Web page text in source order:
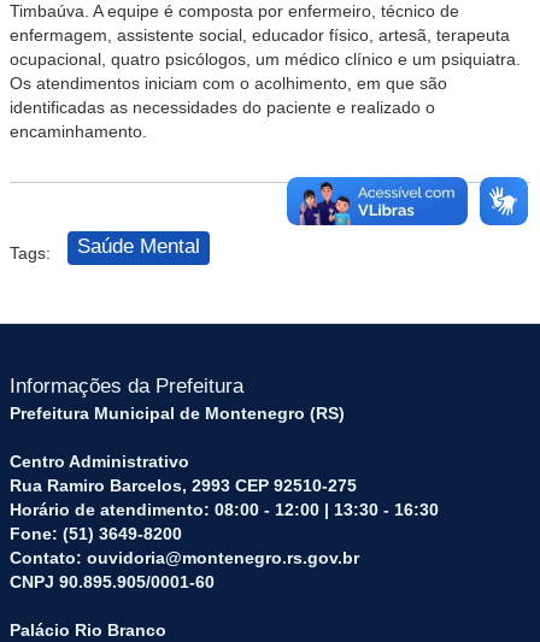
Timbaúva. A equipe é composta por enfermeiro, técnico de
enfermagem, assistente social, educador físico, artesã, terapeuta
ocupacional, quatro psicólogos, um médico clínico e um psiquiatra.
Os atendimentos iniciam com o acolhimento, em que são
identificadas as necessidades do paciente e realizado o
encaminhamento.
Tags: Saúde Mental
Informações da Prefeitura
Prefeitura Municipal de Montenegro (RS)
Centro Administrativo
Rua Ramiro Barcelos, 2993 CEP 92510-275
Horário de atendimento: 08:00 - 12:00 | 13:30 - 16:30
Fone: (51) 3649-8200
Contato: ouvidoria@montenegro.rs.gov.br
CNPJ 90.895.905/0001-60
Palácio Rio Branco